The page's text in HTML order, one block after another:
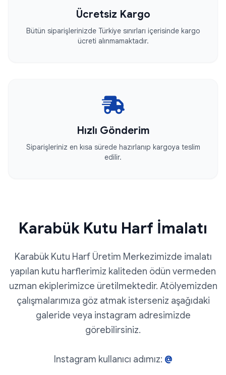
Ücretsiz Kargo
Bütün siparişlerinizde Türkiye sınırları içerisinde kargo
ücreti alınmamaktadır.
Hızlı Gönderim
Siparişleriniz en kısa sürede hazırlanıp kargoya teslim
edilir.
Karabük Kutu Harf İmalatı
Karabük Kutu Harf Üretim Merkezimizde imalatı
yapılan kutu harflerimiz kaliteden ödün vermeden
uzman ekiplerimizce üretilmektedir. Atölyemizden
çalışmalarımıza göz atmak isterseniz aşağıdaki
galeride veya instagram adresimizde
görebilirsiniz.
Instagram kullanıcı adımız: @